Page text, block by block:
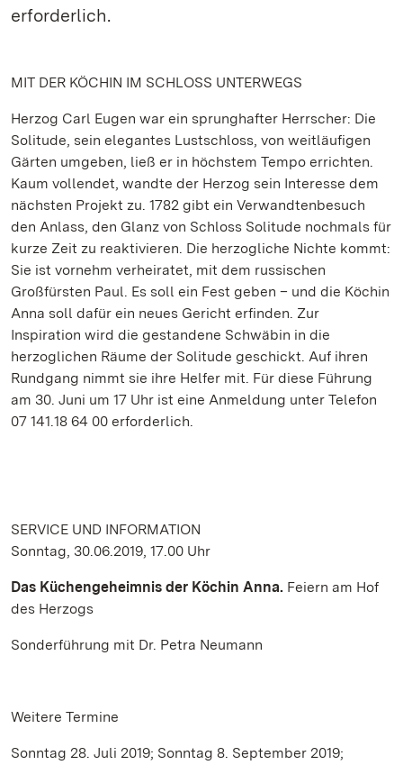
erforderlich.
MIT DER KÖCHIN IM SCHLOSS UNTERWEGS
Herzog Carl Eugen war ein sprunghafter Herrscher: Die
Solitude, sein elegantes Lustschloss, von weitläufigen
Gärten umgeben, ließ er in höchstem Tempo errichten.
Kaum vollendet, wandte der Herzog sein Interesse dem
nächsten Projekt zu. 1782 gibt ein Verwandtenbesuch
den Anlass, den Glanz von Schloss Solitude nochmals für
kurze Zeit zu reaktivieren. Die herzogliche Nichte kommt:
Sie ist vornehm verheiratet, mit dem russischen
Großfürsten Paul. Es soll ein Fest geben – und die Köchin
Anna soll dafür ein neues Gericht erfinden. Zur
Inspiration wird die gestandene Schwäbin in die
herzoglichen Räume der Solitude geschickt. Auf ihren
Rundgang nimmt sie ihre Helfer mit. Für diese Führung
am 30. Juni um 17 Uhr ist eine Anmeldung unter Telefon
07 141.18 64 00 erforderlich.
SERVICE UND INFORMATION
Sonntag, 30.06.2019, 17.00 Uhr
Das Küchengeheimnis der Köchin Anna. Feiern am Hof
des Herzogs
Sonderführung mit Dr. Petra Neumann
Weitere Termine
Sonntag 28. Juli 2019; Sonntag 8. September 2019;